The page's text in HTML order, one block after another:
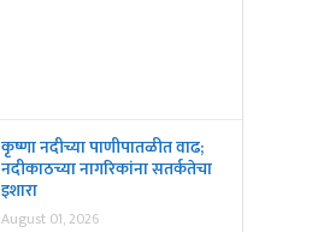
कृष्णा नदीच्या पाणीपातळीत वाढ;
नदीकाठच्या नागरिकांना सतर्कतेचा
इशारा
August 01, 2026